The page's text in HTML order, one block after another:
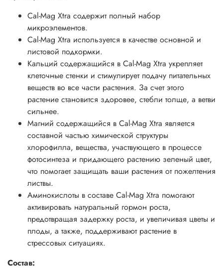
Cal-Mag Xtra содержит полный набор
микроэлементов.
Cal-Mag Xtra используется в качестве основной и
листовой подкормки.
Кальций содержащийся в Cal-Mag Xtra укрепляет
клеточные стенки и стимулирует подачу питательных
веществ во все части растения. За счет этого
растение становится здоровее, стебли толще, а ветви
сильнее.
Магний содержащийся в Cal-Mag Xtra является
составной частью химической структуры
хлорофилла, вещества, участвующего в процессе
фотосинтеза и придающего растению зеленый цвет,
что помогает защищать ваши растения от пожелтения
листвы.
Аминокислоты в составе Cal-Mag Xtra помогают
активировать натуральный гормон роста,
предотвращая задержку роста, и увеличивая цветы и
плоды, а также, поддерживают растение в
стрессовых ситуациях.
Состав: